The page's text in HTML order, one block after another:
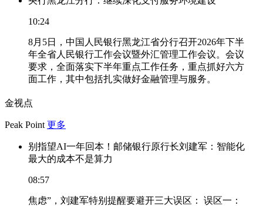
10:24
8月5日，中国人民银行黑龙江省分行召开2026年下半
年全省人民银行工作会议暨外汇管理工作会议。会议
要求，全面落实下半年重点工作任务，重点抓好六方
面工作，其中包括扎实做好金融管理与服务。
金视点
Peak Point 更多
别指望AI一年回本！邮储银行原行长刘建军：智能化
最大的成本不是算力
08:57
焦虑”，刘建军特别提醒要避开三大误区： 误区一：